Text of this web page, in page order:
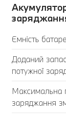
Ємність
Доданий
потужної
Максимальна
заряджання